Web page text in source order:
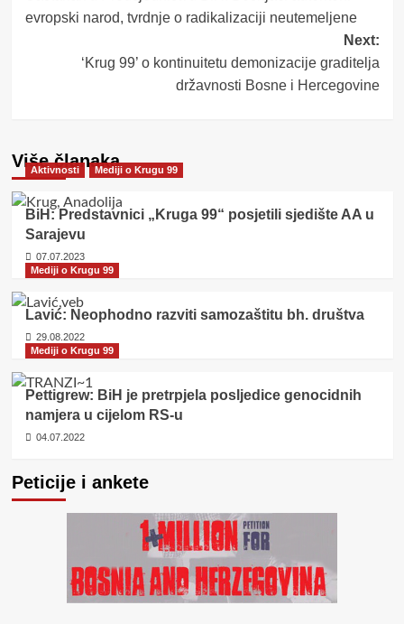
evropski narod, tvrdnje o radikalizaciji neutemeljene
Next:
‘Krug 99’ o kontinuitetu demonizacije graditelja
državnosti Bosne i Hercegovine
Više članaka
Aktivnosti Mediji o Krugu 99
BiH: Predstavnici „Kruga 99“ posjetili sjedište AA u
Sarajevu
07.07.2023
Mediji o Krugu 99
Lavić: Neophodno razviti samozaštitu bh. društva
29.08.2022
Mediji o Krugu 99
Pettigrew: BiH je pretrpjela posljedice genocidnih
namjera u cijelom RS-u
04.07.2022
Peticije i ankete